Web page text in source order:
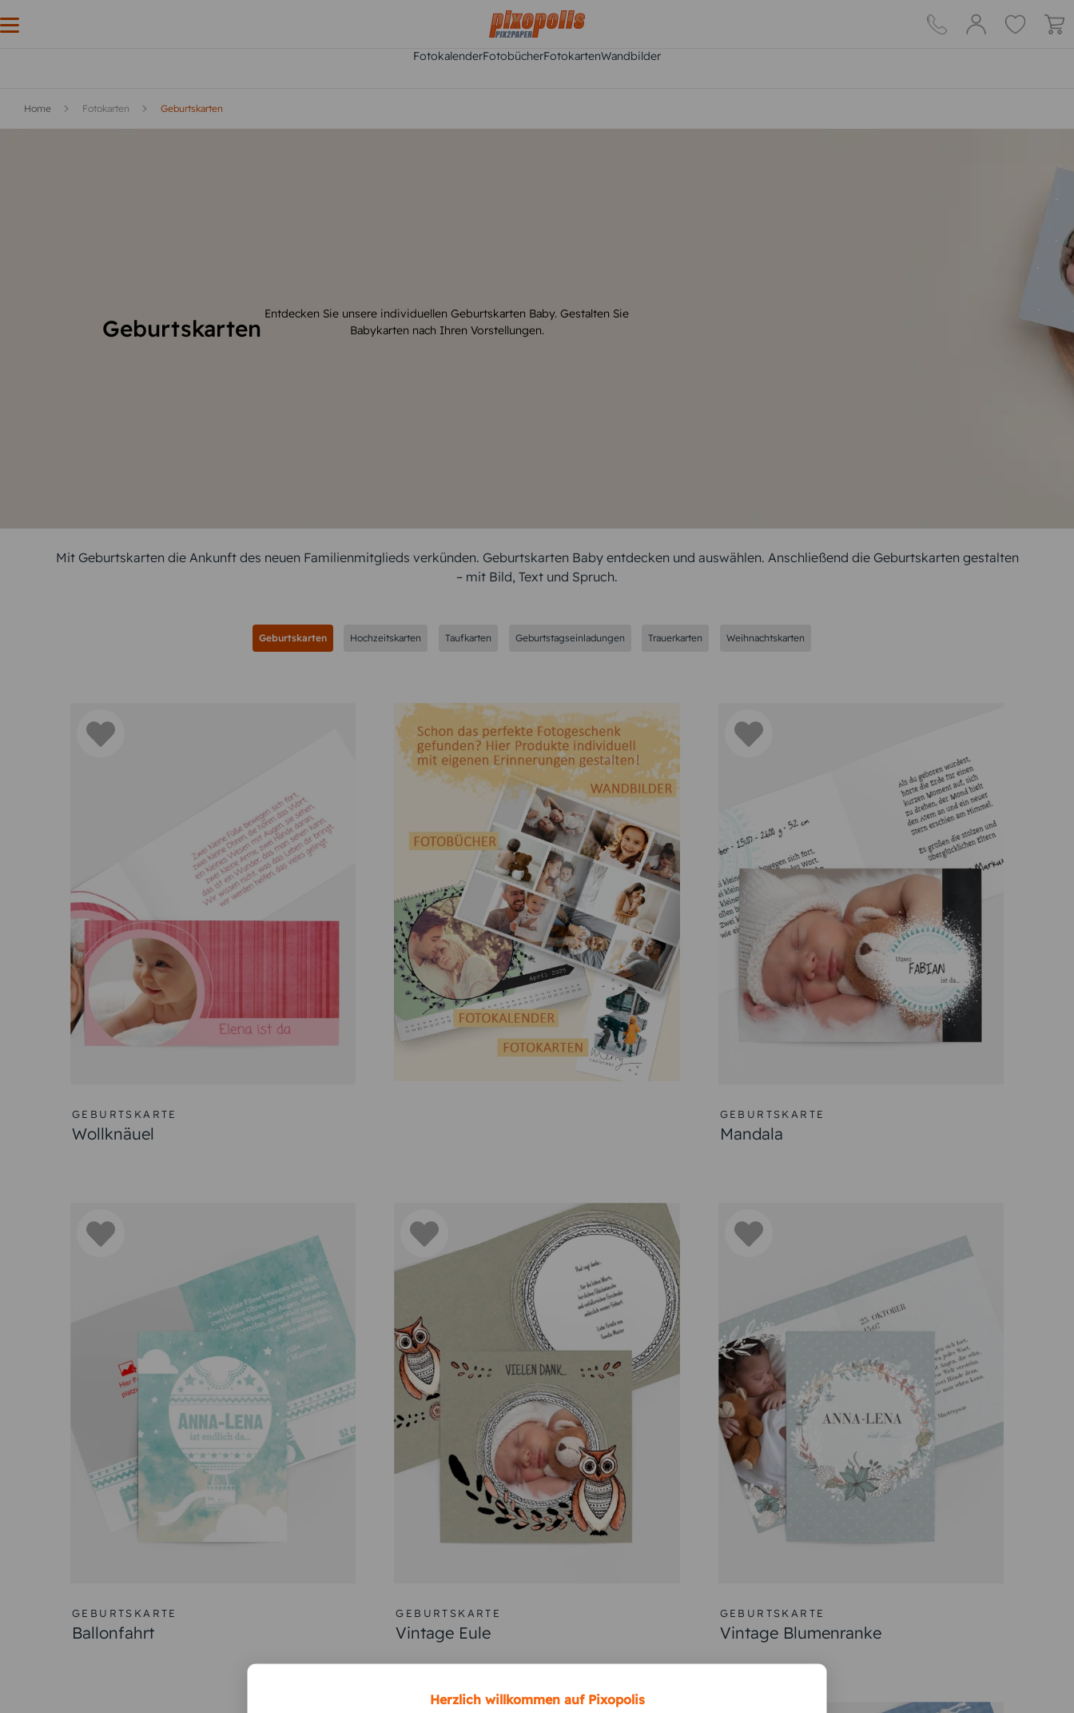
FotokalenderFotobücherFotokartenWandbilder
Home Fotokarten Geburtskarten
Geburtskarten
Mit Geburtskarten die Ankunft des neuen Familienmitglieds verkünden. Geburtskarten Baby entdecken und auswählen. Anschließend die Geburtskarten gestalten
– mit Bild, Text und Spruch.
Geburtskarten Hochzeitskarten Taufkarten Geburtstagseinladungen Trauerkarten Weihnachtskarten
Warum sind Geburtskarten Baby wichtig?
Geburtskarten Baby sind wichtig, um die Ankunft Ihres kleinen Wunders gebührend zu feiern und bekanntzugeben. Sie bieten eine süße Möglichkeit, Ihre
Freude und Liebe für Ihr neugeborenes Kind mit anderen zu teilen. Mit individuellen Geburtskarten Baby können Sie diesen besonderen Moment noch
unvergesslicher machen. Fügen Sie Geburtssprüche, herzliche Glückwünsche und persönliche Texte zu IhrenFotokarten hinzu, um einzigartige Karten zu
designen. Wählen Sie aus hochwertigen Papiersorten und verschiedenen Formaten für Ihre Gestaltung. Mit liebevollen Motiven und kreativen Designvorlagen
erstellen Sie eine stilvolle Geburtsanzeige. Bestellen Sie praktische Klappkarten oder elegante Grußkarten, um Ihre Freude mit Familie und Freunden zu teilen.
Verschicken Sie die Geburtskarten Baby in zarten Umschlägen und sorgen Sie für eine originelle Ankündigung dieses wunderbaren Ereignisses. Zeigen Sie mit
einer gefühlvoll gestalteten Geburtskarte, wie glücklich Sie über den neuen Schatz in Ihrem Leben sind.
Verschiedene Arten von Geburtskarten Baby erstellen, bestellen & erhalten
Sie haben die Möglichkeit, verschiedene Arten von Geburtskarten Baby zu gestalten. Schon bei der Auswahl des Formats für die
Babykarten für Ihr Kind
Herzlich willkommen auf Pixopolis